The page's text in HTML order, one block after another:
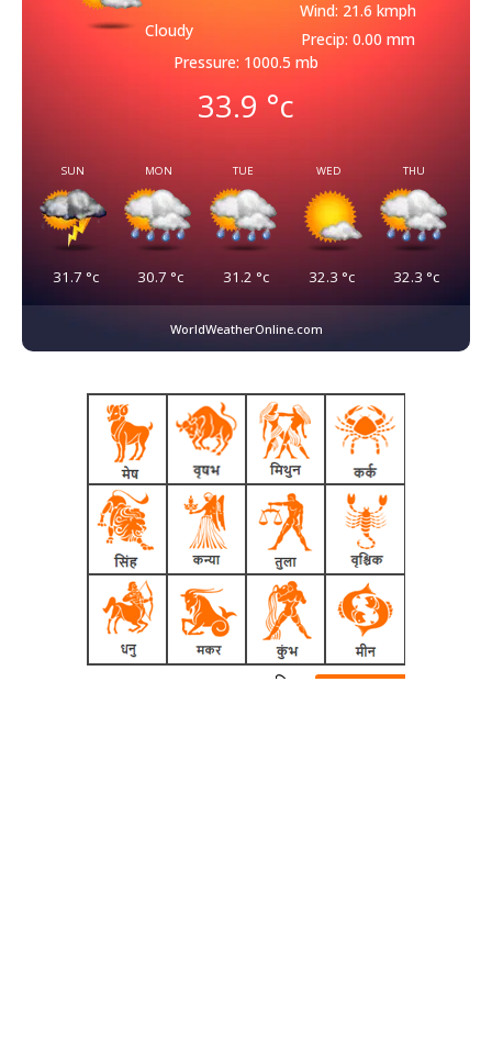
Cloudy
Wind: 21.6 kmph
Precip: 0.00 mm
Pressure: 1000.5 mb
33.9 °c
SUN
31.7 °c
MON
30.7 °c
TUE
31.2 °c
WED
32.3 °c
THU
32.3 °c
WorldWeatherOnline.com